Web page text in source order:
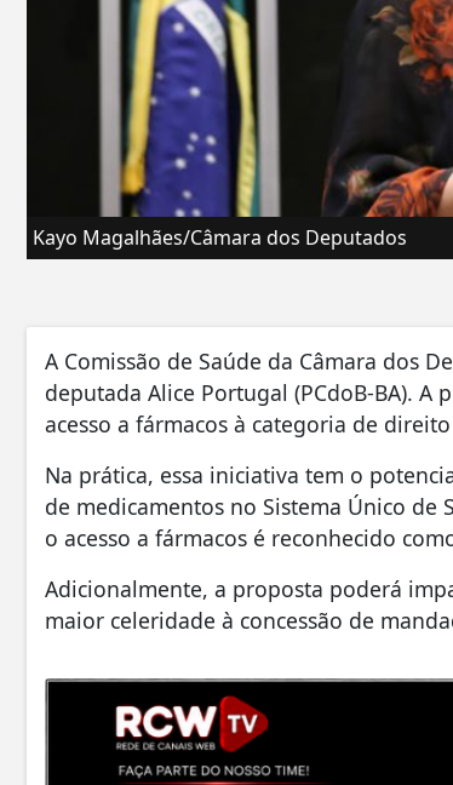
Kayo Magalhães/Câmara dos Deputados
A Comissão de Saúde da Câmara dos
deputada Alice Portugal (PCdoB-BA). A
acesso a fármacos à categoria de
Na prática, essa iniciativa tem o
de medicamentos no Sistema Único de
o acesso a fármacos é reconhecido
Adicionalmente, a proposta poderá
maior celeridade à concessão de